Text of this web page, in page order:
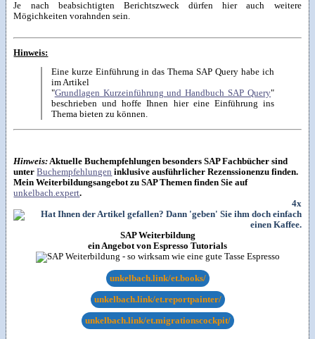
Je nach beabsichtigten Berichtszweck dürfen hier auch weitere
Mögichkeiten vorahnden sein.
Hinweis:
Eine kurze Einführung in das Thema SAP Query habe ich
im Artikel
"Grundlagen Kurzeinführung und Handbuch SAP Query"
beschrieben und hoffe Ihnen hier eine Einführung ins
Thema bieten zu können.
Hinweis: Aktuelle Buchempfehlungen besonders SAP Fachbücher sind
unterBuchempfehlungen inklusive ausführlicher Rezenssionenzu finden.
Mein Weiterbildungsangebot zu SAP Themen finden Sie auf
unkelbach.expert.
4x
SAP Weiterbildung
ein Angebot von Espresso Tutorials
unkelbach.link/et.books/
unkelbach.link/et.reportpainter/
unkelbach.link/et.migrationscockpit/